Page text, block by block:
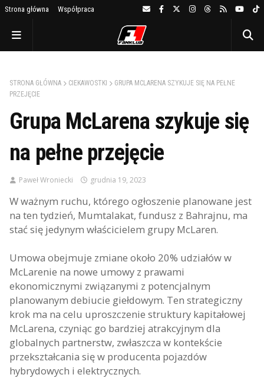
Strona główna Współpraca
STRONA GŁÓWNA CIEKAWOSTKI
GRUPA MCLARENA SZYKUJE SIĘ NA PEŁNE
PRZEJĘCIE
Grupa McLarena szykuje się
na pełne przejęcie
Paweł Wroniecki grudnia 19, 2023
W ważnym ruchu, którego ogłoszenie planowane jest
na ten tydzień, Mumtalakat, fundusz z Bahrajnu, ma
stać się jedynym właścicielem grupy McLaren.
Umowa obejmuje zmiane około 20% udziałów w
McLarenie na nowe umowy z prawami
ekonomicznymi związanymi z potencjalnym
planowanym debiucie giełdowym. Ten strategiczny
krok ma na celu uproszczenie struktury kapitałowej
McLarena, czyniąc go bardziej atrakcyjnym dla
globalnych partnerstw, zwłaszcza w kontekście
przekształcania się w producenta pojazdów
hybrydowych i elektrycznych.